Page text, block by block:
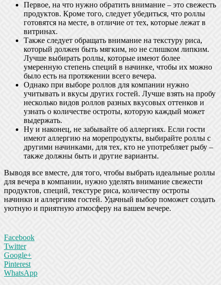
Первое, на что нужно обратить внимание – это свежесть
продуктов. Кроме того, следует убедиться, что роллы
готовятся на месте, в отличие от тех, которые лежат в
витринах.
Также следует обращать внимание на текстуру риса,
который должен быть мягким, но не слишком липким.
Лучше выбирать роллы, которые имеют более
умеренную степень специй в начинке, чтобы их можно
было есть на протяжении всего вечера.
Однако при выборе роллов для компании нужно
учитывать и вкусы других гостей. Лучше взять на пробу
несколько видов роллов разных вкусовых оттенков и
узнать о количестве остроты, которую каждый может
выдержать.
Ну и наконец, не забывайте об аллергиях. Если гости
имеют аллергию на морепродукты, выбирайте роллы с
другими начинками, для тех, кто не употребляет рыбу –
также должны быть и другие варианты.
Выводя все вместе, для того, чтобы выбрать идеальные роллы
для вечера в компании, нужно уделять внимание свежести
продуктов, специй, текстуре риса, количеству остроты
начинки и аллергиям гостей. Удачный выбор поможет создать
уютную и приятную атмосферу на вашем вечере.
Facebook
Twitter
Google+
Pinterest
WhatsApp